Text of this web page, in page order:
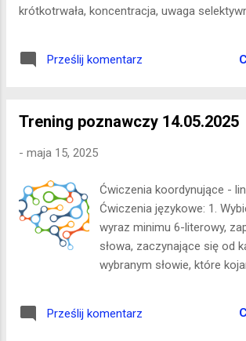
krótkotrwała, koncentracja, uwaga
językowa, logiczne myślenie Tworzenie
do gry Tangram – wyobraźnia
umiejętność rozwiązywania problemów,
Prześlij komentarz
Trening poznawczy 14.05.2025
- maja 15, 2025
Ćwiczenia koordynujące -
Ćwiczenia językowe: 1.
wyraz minimu 6-literowy,
słowa, zaczynające się od
wybranym słowie, które
wakacje Kolonie Ognisko
Prześlij komentarz